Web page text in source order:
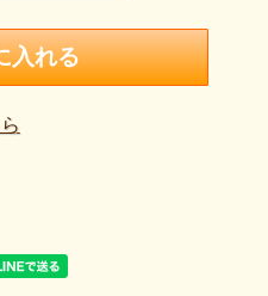
よいコシがあります。
と保温性を兼ね備えていま
ン直径：約2cm
り異なります。厚み・伸び
力の、ストレッチ起毛ニッ
ばず使いやすい一枚です。
やレイヤード、衣装制作な